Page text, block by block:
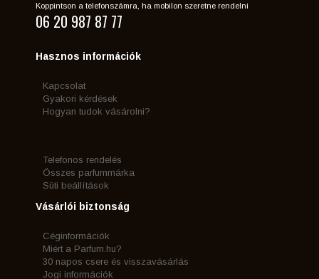
Koppintson a telefonszámra, ha mobilon szeretne rendelni
06 20 987 87 77
Hasznos információk
Kapcsolat
Gyakori kérdések
Hogyan tudok vásárolni?
Telefonos rendelés
Összes parfummárka
Süti beállítások
Vásárlói biztonság
Céginformációk
Miért a Parfum.hu?
30 napos csere és visszavásárlás
Jogi információk